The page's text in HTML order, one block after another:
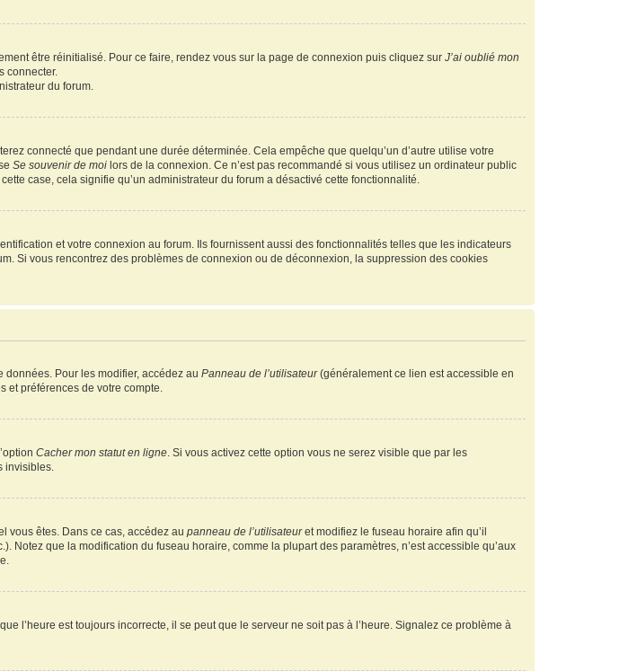
être réinitialisé. Pour ce faire, rendez vous sur la page de connexion puis cliquez surJ’ai oublié mon
connecter.
du forum.
connecté que pendant une durée déterminée. Cela empêche que quelqu’un d’autre utilise votre
Se souvenir de moi lors de la connexion. Ce n’est pas recommandé si vous utilisez un ordinateur public
case, cela signifie qu’un administrateur du forum a désactivé cette fonctionnalité.
et votre connexion au forum. Ils fournissent aussi des fonctionnalités telles que les indicateurs
Si vous rencontrez des problèmes de connexion ou de déconnexion, la suppression des cookies
données. Pour les modifier, accédez auPanneau de l’utilisateur(généralement ce lien est accessible en
et préférences de votre compte.
Cacher mon statut en ligne. Si vous activez cette option vous ne serez visible que par les
invisibles.
vous êtes. Dans ce cas, accédez aupanneau de l’utilisateuret modifiez le fuseau horaire afin qu’il
Notez que la modification du fuseau horaire, comme la plupart des paramètres, n’est accessible qu’aux
l’heure est toujours incorrecte, il se peut que le serveur ne soit pas à l’heure. Signalez ce problème à